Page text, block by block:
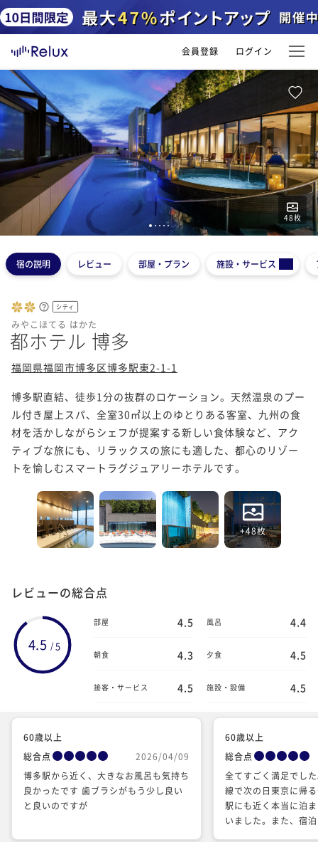
会員登録 ログイン
48枚
1 2 3 45
宿の説明 レビュー 部屋・プラン 施設・サービス
シティ
みやこほてる はかた
都ホテル 博多
福岡県福岡市博多区博多駅東2-1-1
博多駅直結、徒歩1分の抜群のロケーション。天然温泉のプー
ル付き屋上スパ、全室30㎡以上のゆとりある客室、九州の食
材を活かしながらシェフが提案する新しい食体験など、アク
ティブな旅にも、リラックスの旅にも適した、都心のリゾー
トを愉しむスマートラグジュアリーホテルです。
+48枚
レビューの総合点
4.5 /5
部屋 4.5 風呂 4.4
朝食 4.3 夕食 4.5
接客・サービス 4.5 施設・設備 4.5
60歳以上
総合点
2026/04/09
博多駅から近く、大きなお風呂も気持ち
良かったです 歯ブラシがもう少し良い
と良いのですが
60歳以上
総合点
全てすごく満足でし
線で次の日東京に帰
駅にも近く本当に泊
いました。また、宿